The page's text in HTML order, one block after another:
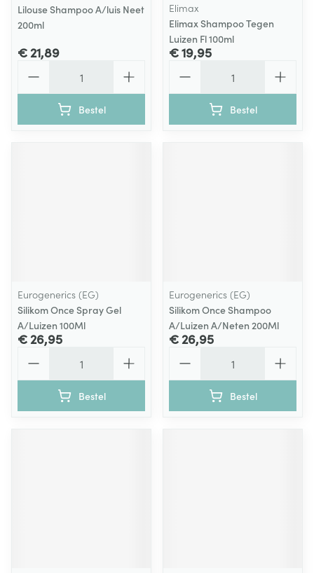
Lilouse Shampoo A/luis Neet
200ml
€ 21,89
Bestel
Elimax
Elimax Shampoo Tegen
Luizen Fl 100ml
€ 19,95
Bestel
Eurogenerics (EG)
Silikom Once Spray Gel
A/Luizen 100Ml
€ 26,95
Bestel
Eurogenerics (EG)
Silikom Once Shampoo
A/Luizen A/Neten 200Ml
€ 26,95
Bestel